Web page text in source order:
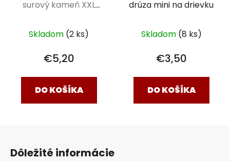
surový kameň XXL
Skladom (2 ks)
€5,20
DO KOŠÍKA
drúza mini na drievku
Skladom (8 ks)
€3,50
DO KOŠÍKA
Dôležité informácie